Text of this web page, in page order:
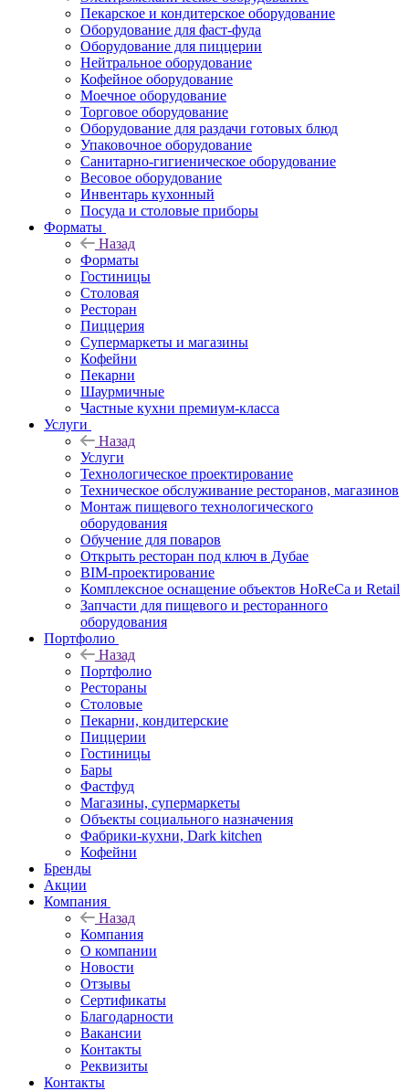
Пекарское и кондитерское оборудование
Оборудование для фаст-фуда
Оборудование для пиццерии
Нейтральное оборудование
Кофейное оборудование
Моечное оборудование
Торговое оборудование
Оборудование для раздачи готовых блюд
Упаковочное оборудование
Санитарно-гигиеническое оборудование
Весовое оборудование
Инвентарь кухонный
Посуда и столовые приборы
Форматы
Назад
Форматы
Гостиницы
Столовая
Ресторан
Пиццерия
Супермаркеты и магазины
Кофейни
Пекарни
Шаурмичные
Частные кухни премиум-класса
Услуги
Назад
Услуги
Технологическое проектирование
Техническое обслуживание ресторанов, магазинов
Монтаж пищевого технологического
оборудования
Обучение для поваров
Открыть ресторан под ключ в Дубае
BIM-проектирование
Комплексное оснащение объектов HoReCa и Retail
Запчасти для пищевого и ресторанного
оборудования
Портфолио
Назад
Портфолио
Рестораны
Столовые
Пекарни, кондитерские
Пиццерии
Гостиницы
Бары
Фастфуд
Магазины, супермаркеты
Объекты социального назначения
Фабрики-кухни, Dark kitchen
Кофейни
Бренды
Акции
Компания
Назад
Компания
О компании
Новости
Отзывы
Сертификаты
Благодарности
Вакансии
Контакты
Реквизиты
Контакты